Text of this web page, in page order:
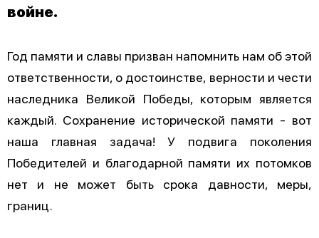
войне.
Год памяти и славы призван напомнить нам об этой
ответственности, о достоинстве, верности и чести
наследника Великой Победы, которым является
каждый. Сохранение исторической памяти - вот
наша главная задача! У подвига поколения
Победителей и благодарной памяти их потомков
нет и не может быть срока давности, меры,
границ.